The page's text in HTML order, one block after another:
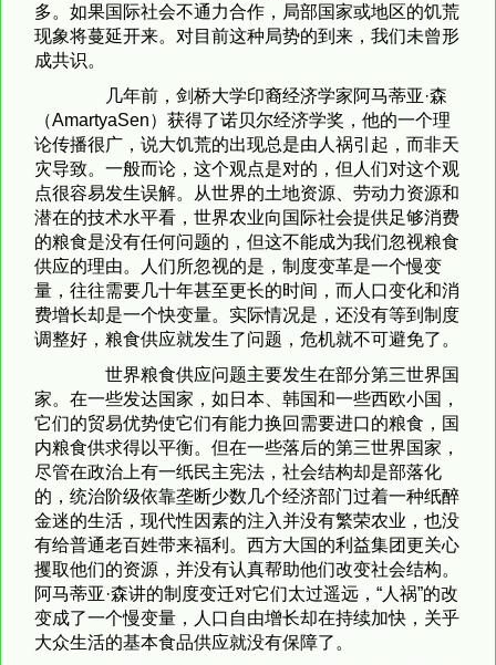
多。如果国际社会不通力合作，局部国家或地区的饥荒
现象将蔓延开来。对目前这种局势的到来，我们未曾形
成共识。
几年前，剑桥大学印裔经济学家阿马蒂亚·森
（AmartyaSen）获得了诺贝尔经济学奖，他的一个理
论传播很广，说大饥荒的出现总是由人祸引起，而非天
灾导致。一般而论，这个观点是对的，但人们对这个观
点很容易发生误解。从世界的土地资源、劳动力资源和
潜在的技术水平看，世界农业向国际社会提供足够消费
的粮食是没有任何问题的，但这不能成为我们忽视粮食
供应的理由。人们所忽视的是，制度变革是一个慢变
量，往往需要几十年甚至更长的时间，而人口变化和消
费增长却是一个快变量。实际情况是，还没有等到制度
调整好，粮食供应就发生了问题，危机就不可避免了。
世界粮食供应问题主要发生在部分第三世界国
家。在一些发达国家，如日本、韩国和一些西欧小国，
它们的贸易优势使它们有能力换回需要进口的粮食，国
内粮食供求得以平衡。但在一些落后的第三世界国家，
尽管在政治上有一纸民主宪法，社会结构却是部落化
的，统治阶级依靠垄断少数几个经济部门过着一种纸醉
金迷的生活，现代性因素的注入并没有繁荣农业，也没
有给普通老百姓带来福利。西方大国的利益集团更关心
攫取他们的资源，并没有认真帮助他们改变社会结构。
阿马蒂亚·森讲的制度变迁对它们太过遥远，“人祸”的改
变成了一个慢变量，人口自由增长却在持续加快，关乎
大众生活的基本食品供应就没有保障了。